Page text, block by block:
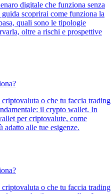
digitale che funziona senza
scoprirai come funziona la
quali sono le tipologie
oltre a rischi e prospettive
o che tu faccia trading
il crypto wallet. In
per criptovalute, come
adatto alle tue esigenze.
o che tu faccia trading